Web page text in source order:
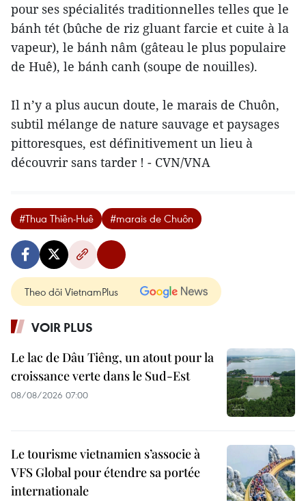
pour ses spécialités traditionnelles telles que le
bánh tét (bûche de riz gluant farcie et cuite à la
vapeur), le bánh nâm (gâteau le plus populaire
de Huê), le bánh canh (soupe de nouilles).
Il n’y a plus aucun doute, le marais de Chuôn,
subtil mélange de nature sauvage et paysages
pittoresques, est définitivement un lieu à
découvrir sans tarder ! - CVN/VNA
#Thua Thiên-Huê #marais de Chuôn
Theo dõi VietnamPlus
VOIR PLUS
Le lac de Dâu Tiêng, un atout pour la
croissance verte dans le Sud-Est
08/08/2026 07:00
Le tourisme vietnamien s’associe à
VFS Global pour étendre sa portée
internationale